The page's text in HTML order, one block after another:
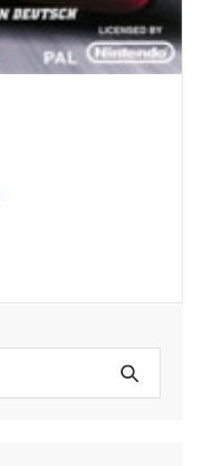
Suche